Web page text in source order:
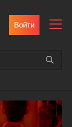
Войти